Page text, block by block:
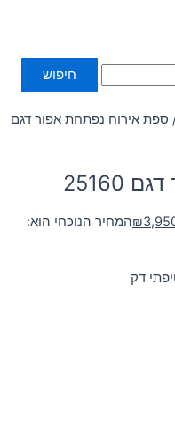
חיפוש
ספת אירוח נפתחת אפור דגם
₪המחיר הנוכחי הוא:
דק